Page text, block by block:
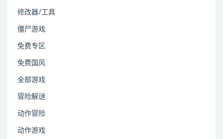
修改器/工具
僵尸游戏
免费专区
免费国风
全部游戏
冒险解谜
动作冒险
动作游戏